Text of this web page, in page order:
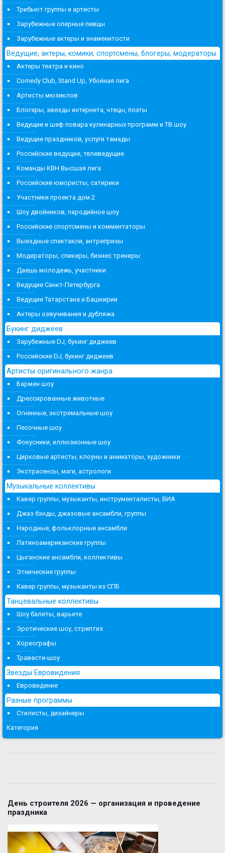
Трибьют группы и артисты
Зарубежные оперные певцы
Зарубежные актеры и знаменитости
Ведущие, актеры, комики, спортсмены, блогеры, модераторы
Актеры театра и кино
Comedy Club, Stand Up, Убойная лига
Артисты мюзиклов
Блогеры, звезды интернета, чтецы, поэты
Ведущие и шеф повара кулинарных программ и ТВ шоу
Ведущие праздников, услуги тамады
Российские ведущие, телеведущие
Команды КВН Высшая лига
Российские юмористы, сатирики
Участники проекта дом 2
Шоу двойников, пародийное шоу
Российские спортсмены и комментаторы
Выездные спектакли, антрепризы
Модераторы, спикеры, бизнес тренеры
Даешь молодежь, участники
Ведущие Санкт-Петербурга
Ведущие Татарстана и Башкирии
Актеры озвучивания и дубляжа
Букинг диджеев
Зарубежные DJ, букинг диджеев
Российские DJ, букинг диджеев
Артисты оригинального жанра
Бармен шоу
Дрессированные животные
Огненные, экстремальные шоу
Песочные шоу
Фокусники, иллюзионные шоу
Цирковые артисты, клоуны и аниматоры, художники
Экстрасенсы, маги, астрологи
Музыкальные коллективы
Кавер группы, музыканты, инструменталисты, ВИА
Джаз бэнды, джазовые ансамбли, группы
Народные, фольклорные ансамбли
Латиноамериканские группы
Цыганские ансамбли, коллективы
Этнические группы
Кавер группы, музыканты из СПБ
Танцевальные коллективы
Шоу балеты, варьете
Эротические шоу, стриптиз
Хореографы
Травести-шоу
Звезды Евровидения
Евровидение
Разные программы
Стилисты, дизайнеры
Категория
День строителя 2026 — организация и проведение
праздника